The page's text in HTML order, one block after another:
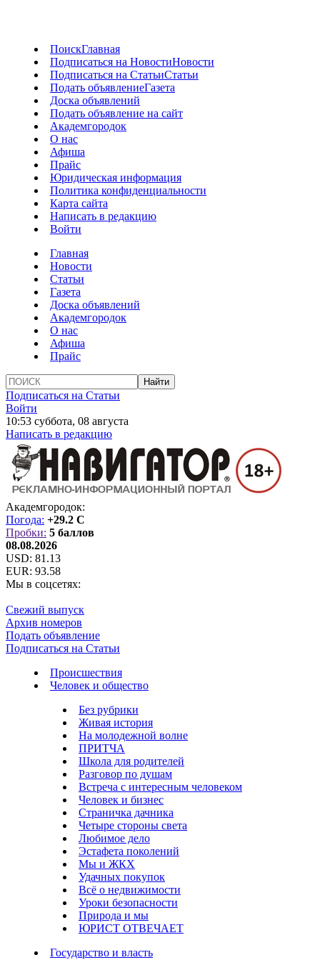
ПоискГлавная
Подписаться на НовостиНовости
Подписаться на СтатьиСтатьи
Подать объявлениеГазета
Доска объявлений
Подать объявление на сайт
Академгородок
О нас
Афиша
Прайс
Юридическая информация
Политика конфиденциальности
Карта сайта
Написать в редакцию
Войти
Главная
Новости
Статьи
Газета
Доска объявлений
Академгородок
О нас
Афиша
Прайс
Подписаться на Статьи
Войти
10:53 суббота, 08 августа
Написать в редакцию
Академгородок:
Погода: +29.2 C
Пробки: 5 баллов
08.08.2026
USD: 81.13
EUR: 93.58
Мы в соцсетях:
Свежий выпуск
Архив номеров
Подать объявление
Подписаться на Статьи
Происшествия
Человек и общество
Без рубрики
Живая история
На молодежной волне
ПРИТЧА
Школа для родителей
Разговор по душам
Встреча с интересным человеком
Человек и бизнес
Страничка дачника
Четыре стороны света
Любимое дело
Эстафета поколений
Мы и ЖКХ
Удачных покупок
Всё о недвижимости
Уроки безопасности
Природа и мы
ЮРИСТ ОТВЕЧАЕТ
Государство и власть